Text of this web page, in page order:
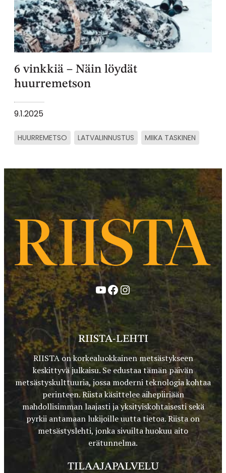
6 vinkkiä – Näin löydät
huurremetson
9.1.2025
HUURREMETSO LATVALINNUSTUS MIIKA TASKINEN
YouTube
Facebook
Instagram
RIISTA-LEHTI
RIISTA on korkealuokkainen metsästykseen
keskittyvä julkaisu. Se edustaa tämän päivän
metsästyskulttuuria, jossa moderni teknologia kohtaa
perinteen. Riista käsittelee aihepiiriään
mahdollisimman laajasti ja yksityiskohtaisesti sekä
pyrkii antamaan lukijoille uutta tietoa. Riista on
metsästyslehti, jonka sivuilta huokuu aito
erätunnelma.
TILAAJAPALVELU